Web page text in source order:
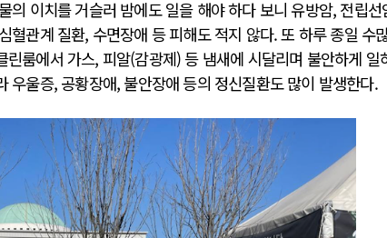
의 이치를 거슬러 밤에도 일을 해야 하다 보니 유방암, 전립선
혈관계 질환, 수면장애 등 피해도 적지 않다. 또 하루 종일 수
룸에서 가스, 피알(감광제) 등 냄새에 시달리며 불안하게 일
우울증, 공황장애, 불안장애 등의 정신질환도 많이 발생한다.